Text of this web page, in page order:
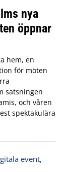
nya
öppnar
hem, en
för möten
satsningen
och våren
spektakulära